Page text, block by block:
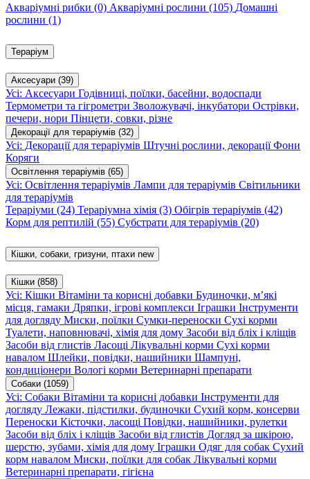
Акваріумні рибки (0) Акваріумні рослини (105) Домашні
рослини (1)
Тераріум
Аксесуари (39)
Усі: Аксесуари Годівниці, поїлки, басейни, водоспади
Термометри та гігрометри Зволожувачі, інкубатори Острівки,
печери, нори Пінцети, совки, різне
Декорації для тераріумів (32)
Усі: Декорації для тераріумів Штучні рослини, декораціїФони
Коряги
Освітлення тераріумів (65)
Усі: Освітлення тераріумів Лампи для тераріумів Світильники
для тераріумів
Тераріуми (24) Тераріумна хімія (3) Обігрів тераріумів (42)
Корм для рептилій (55) Субстрати для тераріумів (20)
Кішки, собаки, гризуни, птахи new
Кішки (858)
Усі: Кішки Вітаміни та корисні добавки Будиночки, м’які
місця, гамаки Дряпки, ігрові комплекси Іграшки Інструменти
для догляду Миски, поїлки Сумки-переноски Сухі корми
Туалети, наповнювачі, хімія для дому Засоби від бліх і кліщів
Засоби від глистів Ласощі Лікувальні корми Сухі корми
навалом Шлейки, повідки, нашийники Шампуні,
кондиціонери Вологі корми Ветеринарні препарати
Собаки (1059)
Усі: Собаки Вітаміни та корисні добавки Інструменти для
догляду Лежаки, підстилки, будиночки Сухий корм, консерви
Переноски Кісточки, ласощі Повідки, нашийники, рулетки
Засоби від бліх і кліщів Засоби від глистів Догляд за шкірою,
шерстю, зубами, хімія для дому Іграшки Одяг для собак Сухий
корм навалом Миски, поїлки для собак Лікувальні корми
Ветеринарні препарати, гігієна